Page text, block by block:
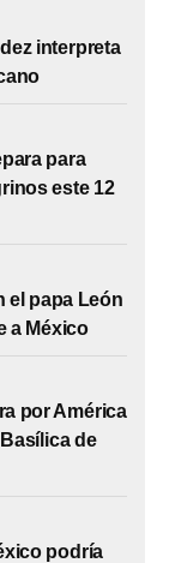
interpreta
para
este 12
el papa León
a México
por América
de
podría